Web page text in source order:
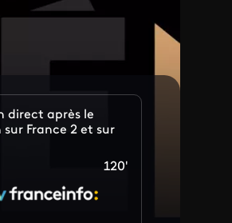
direct après le
France 2 et sur
120'